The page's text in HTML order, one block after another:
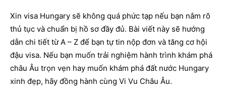
Xin visa Hungary sẽ không quá phức tạp nếu bạn nắm rõ
thủ tục và chuẩn bị hồ sơ đầy đủ. Bài viết này sẽ hướng
dẫn chi tiết từ A – Z để bạn tự tin nộp đơn và tăng cơ hội
đậu visa. Nếu bạn muốn trải nghiệm hành trình khám phá
châu Âu trọn vẹn hay muốn khám phá đất nước Hungary
xinh đẹp, hãy đồng hành cùng Vi Vu Châu Âu.